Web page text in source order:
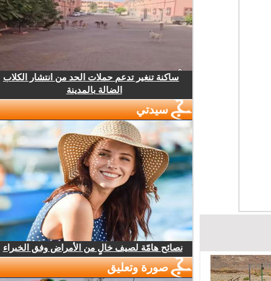
ساكنة تنغير تدعم حملات الحد من انتشار الكلاب
الضالة بالمدينة
سيدتي
نصائح هامّة لصيف خالٍ من الأمراض وفق الخبراء
صورة وتعليق